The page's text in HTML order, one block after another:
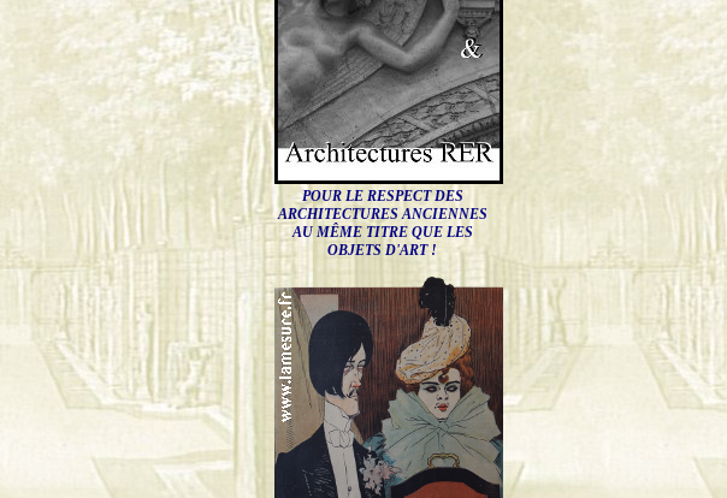
POUR LE RESPECT DES
ARCHITECTURES ANCIENNES
AU MÊME TITRE QUE LES
OBJETS D'ART !